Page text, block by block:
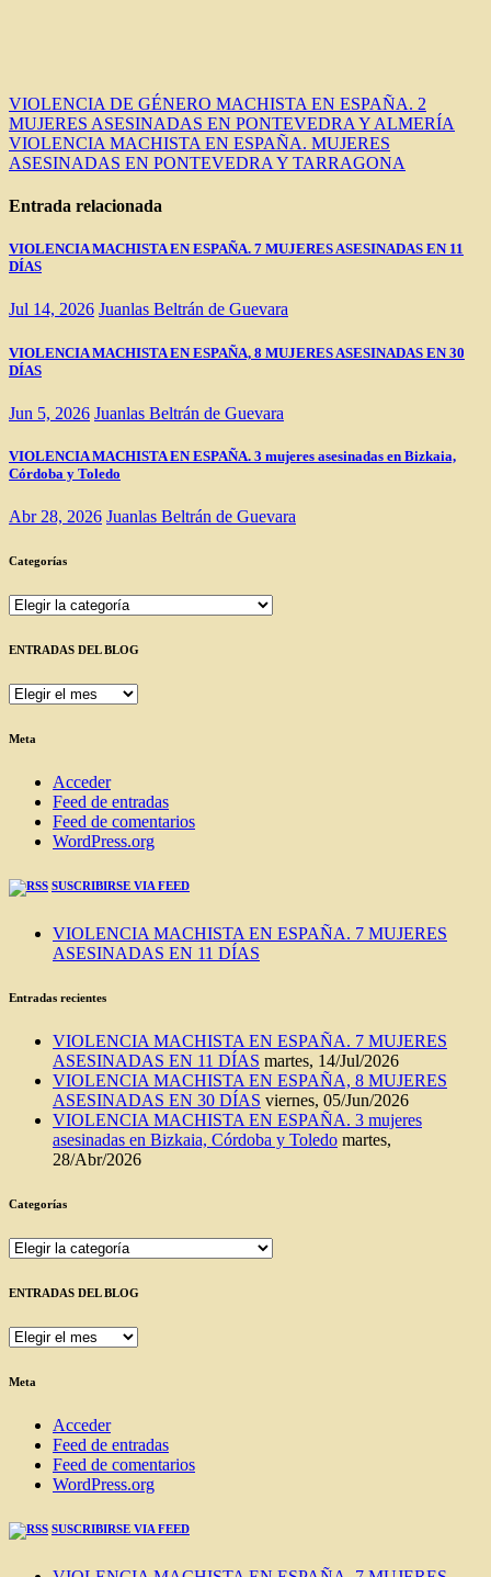
Navegación
de
entradas
VIOLENCIA DE GÉNERO MACHISTA EN ESPAÑA. 2
MUJERES ASESINADAS EN PONTEVEDRA Y ALMERÍA
VIOLENCIA MACHISTA EN ESPAÑA. MUJERES
ASESINADAS EN PONTEVEDRA Y TARRAGONA
Entrada relacionada
VIOLENCIA MACHISTA EN ESPAÑA. 7 MUJERES ASESINADAS EN 11
DÍAS
Jul 14, 2026 Juanlas Beltrán de Guevara
VIOLENCIA MACHISTA EN ESPAÑA, 8 MUJERES ASESINADAS EN 30
DÍAS
Jun 5, 2026 Juanlas Beltrán de Guevara
VIOLENCIA MACHISTA EN ESPAÑA. 3 mujeres asesinadas en Bizkaia,
Córdoba y Toledo
Abr 28, 2026 Juanlas Beltrán de Guevara
Categorías
Categorías
ENTRADAS DEL BLOG
ENTRADAS
BLOG
Meta
Acceder
Feed de entradas
Feed de comentarios
WordPress.org
SUSCRIBIRSE VIA FEED
VIOLENCIA MACHISTA EN ESPAÑA. 7 MUJERES
ASESINADAS EN 11 DÍAS
Entradas recientes
VIOLENCIA MACHISTA EN ESPAÑA. 7 MUJERES
ASESINADAS EN 11 DÍAS martes, 14/Jul/2026
VIOLENCIA MACHISTA EN ESPAÑA, 8 MUJERES
ASESINADAS EN 30 DÍAS viernes, 05/Jun/2026
VIOLENCIA MACHISTA EN ESPAÑA. 3 mujeres
asesinadas en Bizkaia, Córdoba y Toledo martes,
28/Abr/2026
Categorías
Categorías
ENTRADAS DEL BLOG
ENTRADAS
BLOG
Meta
Acceder
Feed de entradas
Feed de comentarios
WordPress.org
SUSCRIBIRSE VIA FEED